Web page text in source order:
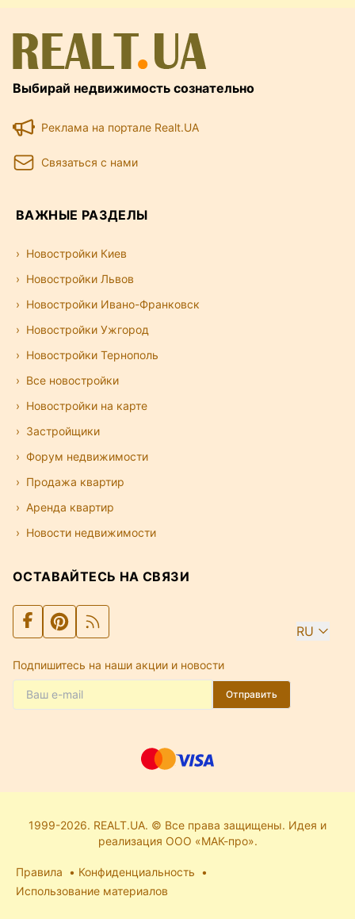
Выбирай недвижимость сознательно
Реклама на портале Realt.UA
Связаться с нами
ВАЖНЫЕ РАЗДЕЛЫ
Новостройки Киев
Новостройки Львов
Новостройки Ивано-Франковск
Новостройки Ужгород
Новостройки Тернополь
Все новостройки
Новостройки на карте
Застройщики
Форум недвижимости
Продажа квартир
Аренда квартир
Новости недвижимости
ОСТАВАЙТЕСЬ НА СВЯЗИ
RU
Подпишитесь на наши акции и новости
Отправить
1999-2026. REALT.UA. © Все права защищены. Идея и
реализация ООО «МАК-про».
Правила
Конфиденциальность
Использование материалов